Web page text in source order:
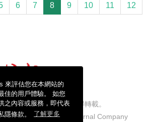
來評估您在本網站的
佳的用戶體驗。 如您
之內容或服務，即代表
隱條款。
了解更多
6 7 8 9 10 11 12
有限公司版權所有，不得轉載。
Kong Economic Journal Company